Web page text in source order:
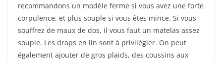
recommandons un modèle ferme si vous avez une forte
corpulence, et plus souple si vous êtes mince. Si vous
souffrez de maux de dos, il vous faut un matelas assez
souple. Les draps en lin sont à privilégier. On peut
également ajouter de gros plaids, des coussins aux